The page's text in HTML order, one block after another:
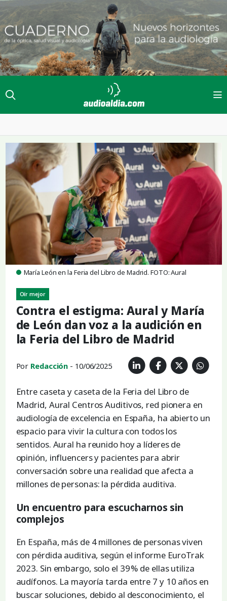
María León en la Feria del Libro de Madrid. FOTO: Aural
Oír mejor
Contra el estigma: Aural y María
de León dan voz a la audición en
la Feria del Libro de Madrid
Por Redacción - 10/06/2025
Entre caseta y caseta de la Feria del Libro de
Madrid, Aural Centros Auditivos, red pionera en
audiología de excelencia en España, ha abierto un
espacio para vivir la cultura con todos los
sentidos. Aural ha reunido hoy a líderes de
opinión, influencers y pacientes para abrir
conversación sobre una realidad que afecta a
millones de personas: la pérdida auditiva.
Un encuentro para escucharnos sin
complejos
En España, más de 4 millones de personas viven
con pérdida auditiva, según el informe EuroTrak
2023. Sin embargo, solo el 39 % de ellas utiliza
audífonos. La mayoría tarda entre 7 y 10 años en
buscar soluciones, debido al desconocimiento, el